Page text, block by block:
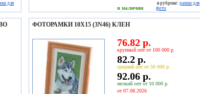
для
в наличии
в рубрике: рамки для
фото
ФОТОРАМКИ 10Х15 (3N46) КЛЕН
76.82 р.
крупный опт от 100 000 р.
82.2 р.
средний опт от 50 000 р.
92.06 р.
мелкий опт от 10 000 р.
от 07.08.2026